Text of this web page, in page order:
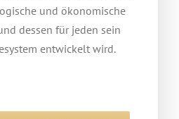
und ökonomische
dessen für jeden sein
entwickelt wird.